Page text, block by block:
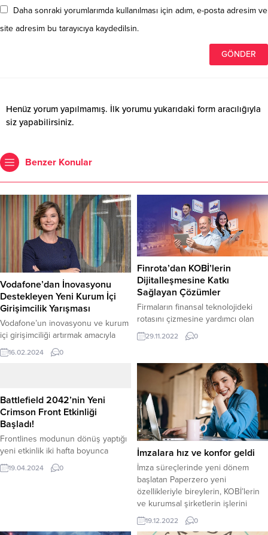
Daha sonraki yorumlarımda kullanılması için adım, e-posta adresim ve
site adresim bu tarayıcıya kaydedilsin.
Henüz yorum yapılmamış. İlk yorumu yukarıdaki form aracılığıyla
siz yapabilirsiniz.
Benzer Konular
Vodafone’dan İnovasyonu
Destekleyen Yeni Kurum İçi
Girişimcilik Yarışması
Vodafone’un inovasyonu ve kurum
içi girişimciliği artırmak amacıyla
başlattığı WeNovate festivalinin
birincisi yapıldı. Toplam 108 takım
etkinliğin finali 1.000’den fazla
kişinin de katılımıyla 3 günlük bir
festival havasında gerçekleşti. Son
gün gerçekleşen değerlendirmede,
Jüri oylamasının yanı sıra çalışan
oyları da...
16.02.2024 0
Finrota’dan KOBİ’lerin
Dijitalleşmesine Katkı
Sağlayan Çözümler
Firmaların finansal teknolojideki
rotasını çizmesine yardımcı olan
Finrota, farklı ölçekteki şirketlere
hizmet vererek, tabana yayılma
kullanıcılarının sayısını artırmaya
odaklandı. Ödeme sistemleri ve
Açık Bankacılık hizmetlerinin
erişilebilirliği, dijitalleşmesi ve
kolaylaşması kapsamında hareket
eden Finrota, geliştirdiği yenilikçi
çözümlerle KOBİ’lerin
dijitalleşmesine katkı sağlıyor.
Ödeme sistemleri ve Açık
Bankacılık hizmetleri...
29.11.2022 0
Battlefield 2042’nin Yeni
Crimson Front Etkinliği
Başladı!
Frontlines modunun dönüş yaptığı
yeni etkinlik iki hafta boyunca
sürecek ve oyunculara yoğun bir
aksiyon vadediyor Battlefield
19.04.2024 0
İmzalara hız ve konfor geldi
İmza süreçlerinde yeni dönem
başlatan Paperzero yeni
özellikleriyle bireylerin, KOBİ’lerin
ve kurumsal şirketlerin işlerini
kolaylaştırmaya devam ediyor.
Toplu süreç imzalama ve imzalama
19.12.2022 0